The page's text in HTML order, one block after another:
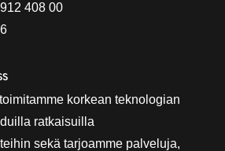
408 00
korkean teknologian
ratkaisuilla
sekä tarjoamme palveluja,